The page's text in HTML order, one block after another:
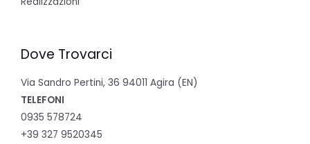
Dove Trovarci
Via Sandro Pertini, 36 94011 Agira (EN)
TELEFONI
0935 578724
+39 327 9520345